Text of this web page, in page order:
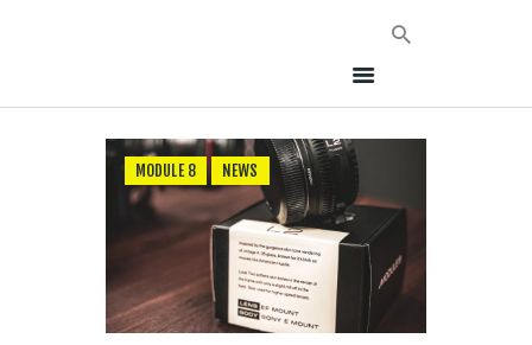
HOME
NEWS
AVT EVENTS
ÜBER AVT
MODULE 8 NEWS